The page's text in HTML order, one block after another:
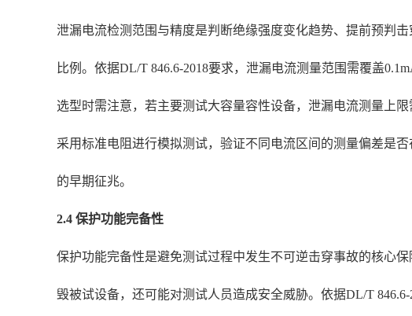
泄漏电流检测范围与精度是判断绝缘强度变化趋势、提前预判
比例。依据DL/T 846.6-2018要求，泄漏电流测量范围需覆盖
选型时需注意，若主要测试大容量容性设备，泄漏电流测量上
采用标准电阻进行模拟测试，验证不同电流区间的测量偏差是
的早期征兆。
2.4 保护功能完备性
保护功能完备性是避免测试过程中发生不可逆击穿事故的核心
毁被试设备，还可能对测试人员造成安全威胁。依据DL/T